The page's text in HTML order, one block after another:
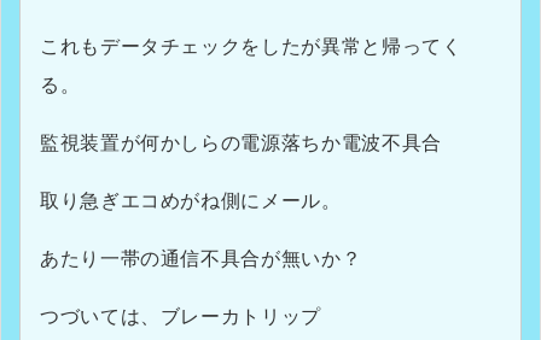
これもデータチェックをしたが異常と帰ってく
る。
監視装置が何かしらの電源落ちか電波不具合
取り急ぎエコめがね側にメール。
あたり一帯の通信不具合が無いか？
つづいては、ブレーカトリップ